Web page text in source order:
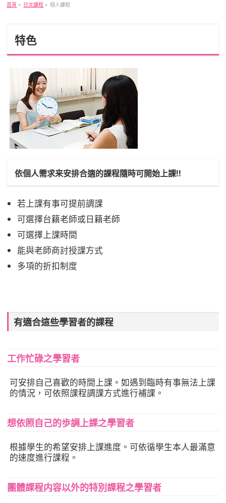
首頁 » 日文課程 » 個人課程
特色
依個人需求来安排合適的課程隨時可開始上課!!
若上課有事可提前調課
可選擇台籍老師或日籍老師
可選擇上課時間
能與老師商討授課方式
多項的折扣制度
有適合這些學習者的課程
工作忙碌之學習者
可安排自己喜歡的時間上課。如遇到臨時有事無法上課
的情況，可依照課程調課方式進行補課。
想依照自己的歩調上課之學習者
根據學生的希望安排上課進度。可依循學生本人最滿意
的速度進行課程。
團體課程内容以外的特別課程之學習者